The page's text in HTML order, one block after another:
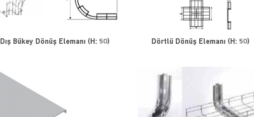
Dış Bükey Dönüş Elemanı (H: 50) Dörtlü Dönüş Elemanı (H: 50)